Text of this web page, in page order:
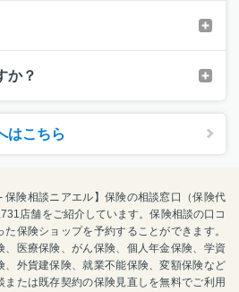
か？
はこちら
保険相談ニアエル】保険の相談窓口（保険代
店舗をご紹介しています。保険相談の口コ
保険ショップを予約することができます。
、医療保険、がん保険、個人年金保険、学資
、外貨建保険、就業不能保険、変額保険など
たは既存契約の保険見直しを無料でご利用